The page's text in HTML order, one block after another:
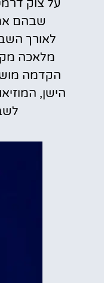
על צוק
שבהם
לאורך
מלאכה
הקדמה
הישן,